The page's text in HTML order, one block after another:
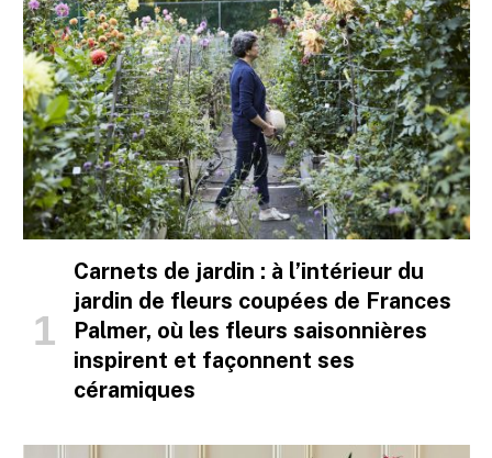
Carnets de jardin : à l’intérieur du
jardin de fleurs coupées de Frances
Palmer, où les fleurs saisonnières
inspirent et façonnent ses
céramiques